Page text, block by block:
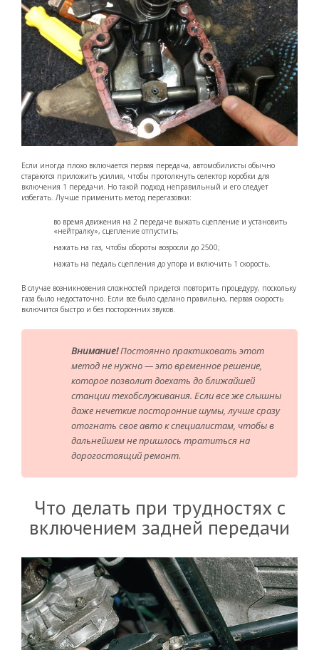
Если иногда плохо включается первая передача, автомобилисты обычно
стараются приложить усилия, чтобы протолкнуть селектор коробки для
включения 1 передачи. Но такой подход неправильный и его следует
избегать. Лучше применить метод перегазовки:
во время движения на 2 передаче выжать сцепление и установить
«нейтралку», сцепление отпустить;
нажать на газ, чтобы обороты возросли до 2500;
нажать на педаль сцепления до упора и включить 1 скорость.
В случае возникновения сложностей придется повторить процедуру, поскольку
газа было недостаточно. Если все было сделано правильно, первая скорость
включится быстро и без посторонних звуков.
Внимание!Постоянно практиковать этот
метод не нужно — это временное решение,
которое позволит доехать до ближайшей
станции техобслуживания. Если все же слышны
даже нечеткие посторонние шумы, лучше сразу
отогнать свое авто к специалистам, чтобы в
дальнейшем не пришлось тратиться на
дорогостоящий ремонт.
Что делать при трудностях с
включением задней передачи